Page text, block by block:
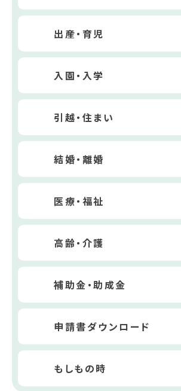
出産・育児
入園・入学
引越・住まい
結婚・離婚
医療・福祉
高齢・介護
補助金・助成金
申請書ダウンロード
もしもの時